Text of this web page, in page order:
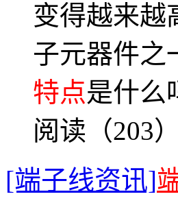
变得越来越
子元器件之
特点是什么
阅读（203）
[端子线资讯]